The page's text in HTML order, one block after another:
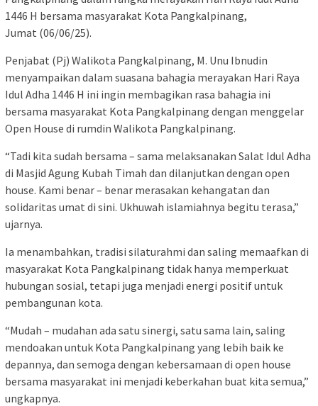
1446 H bersama masyarakat Kota Pangkalpinang,
Jumat (06/06/25).
Penjabat (Pj) Walikota Pangkalpinang, M. Unu Ibnudin
menyampaikan dalam suasana bahagia merayakan Hari Raya
Idul Adha 1446 H ini ingin membagikan rasa bahagia ini
bersama masyarakat Kota Pangkalpinang dengan menggelar
Open House di rumdin Walikota Pangkalpinang.
“Tadi kita sudah bersama – sama melaksanakan Salat Idul Adha
di Masjid Agung Kubah Timah dan dilanjutkan dengan open
house. Kami benar – benar merasakan kehangatan dan
solidaritas umat di sini. Ukhuwah islamiahnya begitu terasa,”
ujarnya.
Ia menambahkan, tradisi silaturahmi dan saling memaafkan di
masyarakat Kota Pangkalpinang tidak hanya memperkuat
hubungan sosial, tetapi juga menjadi energi positif untuk
pembangunan kota.
“Mudah – mudahan ada satu sinergi, satu sama lain, saling
mendoakan untuk Kota Pangkalpinang yang lebih baik ke
depannya, dan semoga dengan kebersamaan di open house
bersama masyarakat ini menjadi keberkahan buat kita semua,”
ungkapnya.